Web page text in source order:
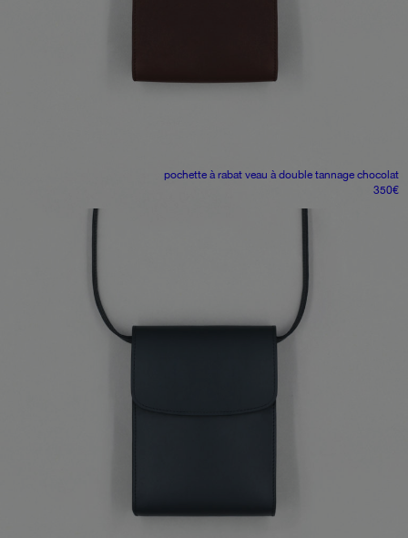
pochette à rabat veau à double tannage chocolat
350€